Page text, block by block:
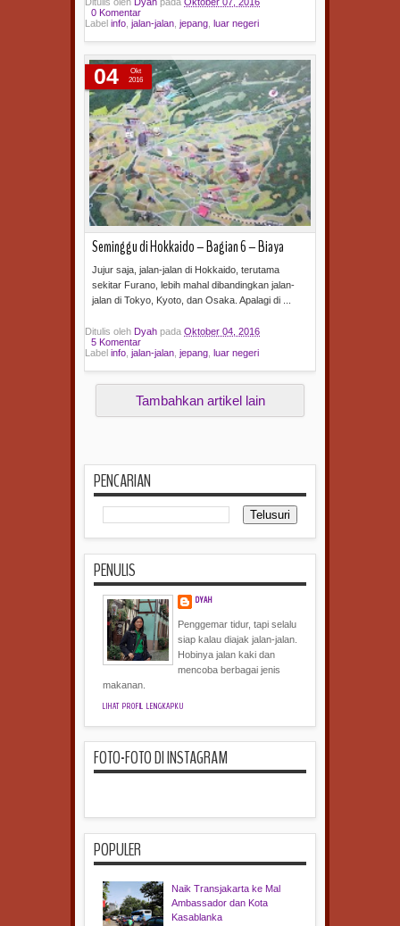
Ditulis oleh Dyah pada Oktober 07, 2016
0 Komentar
Label info, jalan-jalan, jepang, luar negeri
Seminggu di Hokkaido – Bagian 6 – Biaya
Jujur saja, jalan-jalan di Hokkaido, terutama
sekitar Furano, lebih mahal dibandingkan jalan-
jalan di Tokyo, Kyoto, dan Osaka. Apalagi di ...
04
Okt
2016
Ditulis oleh Dyah pada Oktober 04, 2016
5 Komentar
Label info jalan-jalan jepang luar negeri
Tambahkan artikel lain
PENCARIAN
PENULIS
DYAH
Penggemar tidur, tapi selalu
siap kalau diajak jalan-jalan.
Hobinya jalan kaki dan
mencoba berbagai jenis
makanan.
LIHAT PROFIL LENGKAPKU
FOTO-FOTO DI INSTAGRAM
POPULER
Naik Transjakarta ke Mal
Ambassador dan Kota
Kasablanka